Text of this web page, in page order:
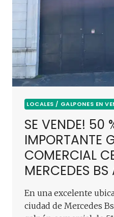
LOCALES / GALPONES EN
SE VENDE! 50
IMPORTANTE
COMERCIAL
MERCEDES BS
En una excelente
ciudad de Mercedes